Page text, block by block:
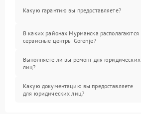
Какую гарантию вы предоставляете?
В каких районах Мурманска располагаются
сервисные центры Gorenje?
Выполняете ли вы ремонт для юридических
лиц?
Какую документацию вы предоставляете
для юридических лиц?